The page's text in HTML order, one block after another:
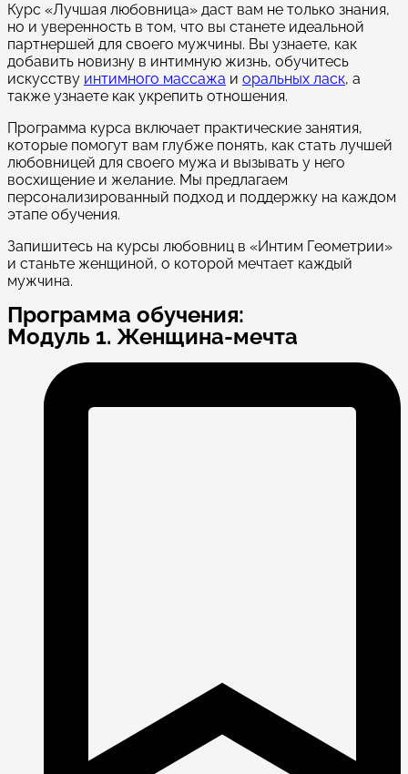
Курс «Лучшая любовница» даст вам не только знания,
но и уверенность в том, что вы станете идеальной
партнершей для своего мужчины. Вы узнаете, как
добавить новизну в интимную жизнь, обучитесь
искусству интимного массажа и оральных ласк, а
также узнаете как укрепить отношения.
Программа курса включает практические занятия,
которые помогут вам глубже понять, как стать лучшей
любовницей для своего мужа и вызывать у него
восхищение и желание. Мы предлагаем
персонализированный подход и поддержку на каждом
этапе обучения.
Запишитесь на курсы любовниц в «Интим Геометрии»
и станьте женщиной, о которой мечтает каждый
мужчина.
Программа обучения:
Модуль 1. Женщина-мечта